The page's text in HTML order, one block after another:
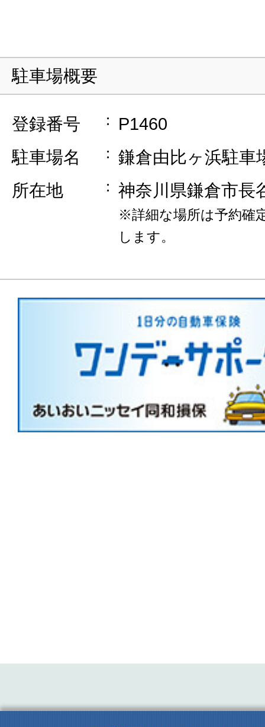
駐車場概要
登録番号
P1460
駐車場名
鎌倉由比ヶ浜駐車
所在地
神奈川県鎌倉市長
※詳細な場所は予約確
します。